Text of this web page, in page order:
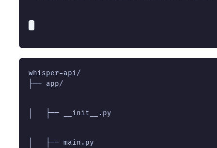
├── app/
│   ├── __init__.py
│   ├── main.py